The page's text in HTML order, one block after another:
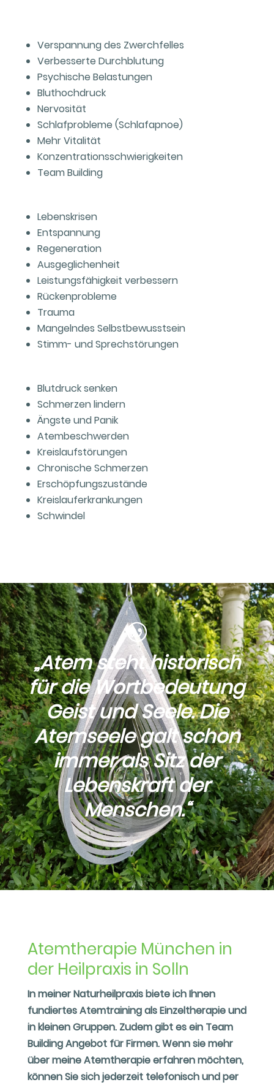
Verspannung des Zwerchfelles
Verbesserte Durchblutung
Psychische Belastungen
Bluthochdruck
Nervosität
Schlafprobleme (Schlafapnoe)
Mehr Vitalität
Konzentrationsschwierigkeiten
Team Building
Lebenskrisen
Entspannung
Regeneration
Ausgeglichenheit
Leistungsfähigkeit verbessern
Rückenprobleme
Trauma
Mangelndes Selbstbewusstsein
Stimm- und Sprechstörungen
Blutdruck senken
Schmerzen lindern
Ängste und Panik
Atembeschwerden
Kreislaufstörungen
Chronische Schmerzen
Erschöpfungszustände
Kreislauferkrankungen
Schwindel
„Atem steht historisch
für die Wortbedeutung
Geist und Seele. Die
Atemseele galt schon
immer als Sitz der
Lebenskraft der
Menschen.“
Atemtherapie München in
der Heilpraxis in Solln
In meiner Naturheilpraxis biete ich Ihnen
fundiertes Atemtraining als Einzeltherapie und
in kleinen Gruppen. Zudem gibt es ein Team
Building Angebot für Firmen. Wenn sie mehr
über meine Atemtherapie erfahren möchten,
können Sie sich jederzeit telefonisch und per